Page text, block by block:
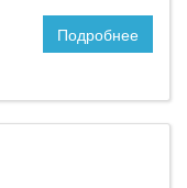
Подробнее